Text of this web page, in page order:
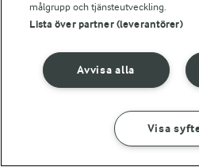
© 2026 Arla Foods
Integritetspolicy
målgrupp och tjänsteutveckling.
Lista över partner (leverantörer)
Avvisa alla
Visa